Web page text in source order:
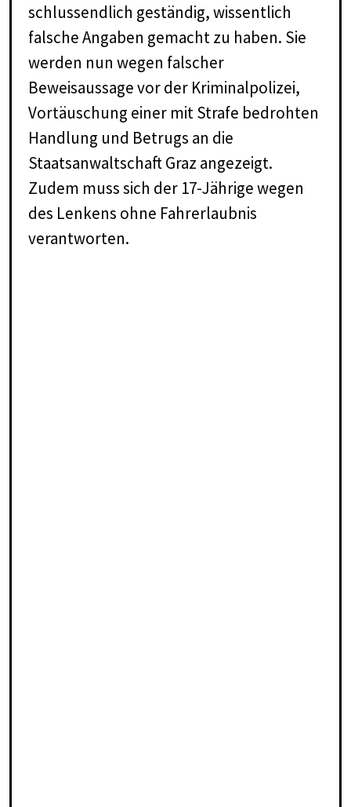
schlussendlich geständig, wissentlich
falsche Angaben gemacht zu haben. Sie
werden nun wegen falscher
Beweisaussage vor der Kriminalpolizei,
Vortäuschung einer mit Strafe bedrohten
Handlung und Betrugs an die
Staatsanwaltschaft Graz angezeigt.
Zudem muss sich der 17-Jährige wegen
des Lenkens ohne Fahrerlaubnis
verantworten.